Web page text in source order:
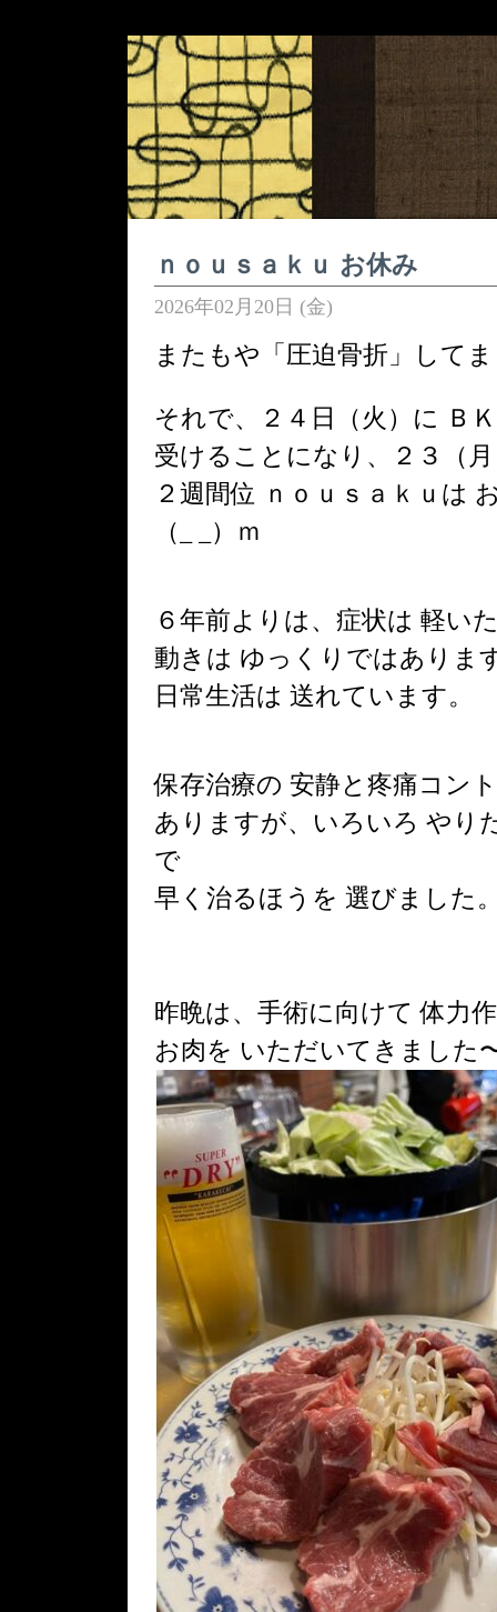
ｎｏｕｓａｋｕ お休み
2026年02月20日 (金)
またもや「圧迫骨折」して
それで、２４日（火）に Ｂ
受けることになり、２３（
２週間位 ｎｏｕｓａｋｕは
（_ _）ｍ
６年前よりは、症状は 軽い
動きは ゆっくりではありま
日常生活は 送れています。
保存治療の 安静と疼痛コン
ありますが、いろいろ やり
で
早く治るほうを 選びました
昨晩は、手術に向けて 体力
お肉を いただいてきました